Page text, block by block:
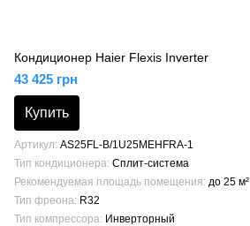
Кондиционер Haier Flexis Inverter
43 425 грн
Купить
Артикул AS25FL-B/1U25MEHFRA-1
Тип кондиционера Сплит-система
Рекомендуемая площадь помещения до 25 м²
Тип фреона R32
Тип компрессора Инверторный